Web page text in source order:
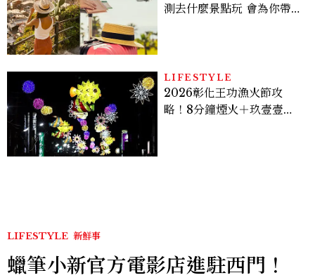
測去什麼景點玩 會為你帶來
LIFESTYLE
2026彰化王功漁火節攻
略！8分鐘煙火＋玖壹壹、
LIFESTYLE 新鮮事
蠟筆小新官方電影店進駐西門！